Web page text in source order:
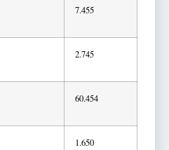
7.455
2.745
60.454
1.650